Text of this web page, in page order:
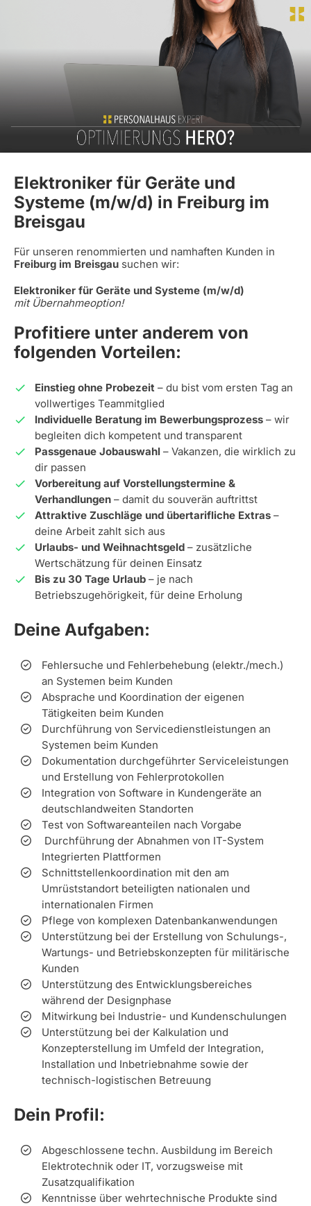
Elektroniker für Geräte und
Systeme (m/w/d) in Freiburg im
Breisgau
Für unseren renommierten und namhaften Kunden in
Freiburg im Breisgau suchen wir:
Elektroniker für Geräte und Systeme (m/w/d)
mit Übernahmeoption!
Profitiere unter anderem von
folgenden Vorteilen:
Einstieg ohne Probezeit – du bist vom ersten Tag an
vollwertiges Teammitglied
Individuelle Beratung im Bewerbungsprozess – wir
begleiten dich kompetent und transparent
Passgenaue Jobauswahl – Vakanzen, die wirklich zu
dir passen
Vorbereitung auf Vorstellungstermine &
Verhandlungen – damit du souverän auftrittst
Attraktive Zuschläge und übertarifliche Extras –
deine Arbeit zahlt sich aus
Urlaubs- und Weihnachtsgeld – zusätzliche
Wertschätzung für deinen Einsatz
Bis zu 30 Tage Urlaub – je nach
Betriebszugehörigkeit, für deine Erholung
Deine Aufgaben:
Fehlersuche und Fehlerbehebung (elektr./mech.)
an Systemen beim Kunden
Absprache und Koordination der eigenen
Tätigkeiten beim Kunden
Durchführung von Servicedienstleistungen an
Systemen beim Kunden
Dokumentation durchgeführter Serviceleistungen
und Erstellung von Fehlerprotokollen
Integration von Software in Kundengeräte an
deutschlandweiten Standorten
Test von Softwareanteilen nach Vorgabe
Durchführung der Abnahmen von IT-System
Integrierten Plattformen
Schnittstellenkoordination mit den am
Umrüststandort beteiligten nationalen und
internationalen Firmen
Pflege von komplexen Datenbankanwendungen
Unterstützung bei der Erstellung von Schulungs-,
Wartungs- und Betriebskonzepten für militärische
Kunden
Unterstützung des Entwicklungsbereiches
während der Designphase
Mitwirkung bei Industrie- und Kundenschulungen
Unterstützung bei der Kalkulation und
Konzepterstellung im Umfeld der Integration,
Installation und Inbetriebnahme sowie der
technisch-logistischen Betreuung
Dein Profil:
Abgeschlossene techn. Ausbildung im Bereich
Elektrotechnik oder IT, vorzugsweise mit
Zusatzqualifikation
Kenntnisse über wehrtechnische Produkte sind